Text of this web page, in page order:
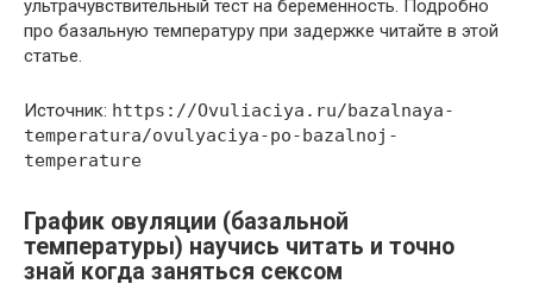
ультрачувствительный тест на беременность. Подробно
про базальную температуру при задержке читайте в этой
статье.
Источник: https://Ovuliaciya.ru/bazalnaya-
temperatura/ovulyaciya-po-bazalnoj-
temperature
График овуляции (базальной
температуры) научись читать и точно
знай когда заняться сексом